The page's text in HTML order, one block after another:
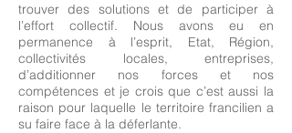
trouver des solutions et de participer à
l’effort collectif. Nous avons eu en
permanence à l’esprit, Etat, Région,
collectivités locales, entreprises,
d’additionner nos forces et nos
compétences et je crois que c’est aussi la
raison pour laquelle le territoire francilien a
su faire face à la déferlante.